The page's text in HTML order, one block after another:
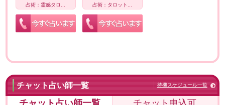
占術：霊感タロ... 占術：タロット...
チャット占い師一覧 待機スケジュール一覧